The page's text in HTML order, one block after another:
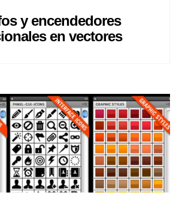
y encendedores
en vectores